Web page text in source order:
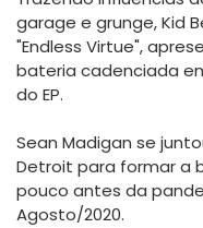
garage e grunge, Kid
"Endless Virtue",
bateria cadenciada
do EP.
Sean Madigan se
Detroit para formar a
pouco antes da
Agosto/2020.